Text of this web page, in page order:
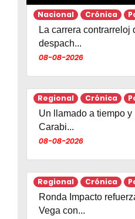
Nacional Crónica
La carrera contrarreloj
despach...
08-08-2026
Regional Crónica
Un llamado a tiempo
Carabi...
08-08-2026
Regional Crónica
Ronda Impacto
Vega con...